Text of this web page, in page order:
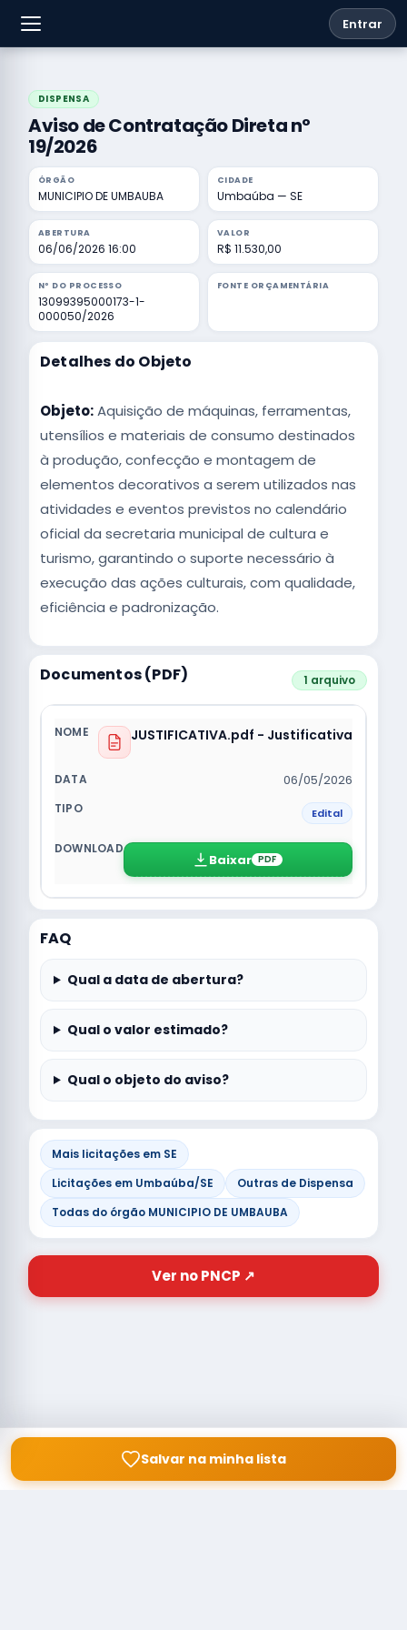
Entrar
DISPENSA
Aviso de Contratação Direta nº
19/2026
ÓRGÃO
MUNICIPIO DE UMBAUBA
CIDADE
Umbaúba — SE
ABERTURA
06/06/2026 16:00
VALOR
R$ 11.530,00
Nº DO PROCESSO
13099395000173-1-
000050/2026
FONTE ORÇAMENTÁRIA
Detalhes do Objeto
Objeto:Aquisição de máquinas, ferramentas,
utensílios e materiais de consumo destinados
à produção, confecção e montagem de
elementos decorativos a serem utilizados nas
atividades e eventos previstos no calendário
oficial da secretaria municipal de cultura e
turismo, garantindo o suporte necessário à
execução das ações culturais, com qualidade,
eficiência e padronização.
Documentos (PDF) 1 arquivo
JUSTIFICATIVA.pdf - Justificativa
06/05/2026
Edital
Baixar PDF
FAQ
Qual a data de abertura?
Qual o valor estimado?
Qual o objeto do aviso?
Mais licitações em SE
Licitações em Umbaúba/SE
Outras de Dispensa
Todas do órgão MUNICIPIO DE UMBAUBA
Ver no PNCP ↗
Salvar na minha lista